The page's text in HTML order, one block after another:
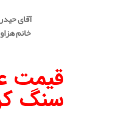
آقای
خانم
قیمت
سنگ